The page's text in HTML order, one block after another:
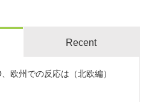
Recent
欧州での反応は（北欧編）